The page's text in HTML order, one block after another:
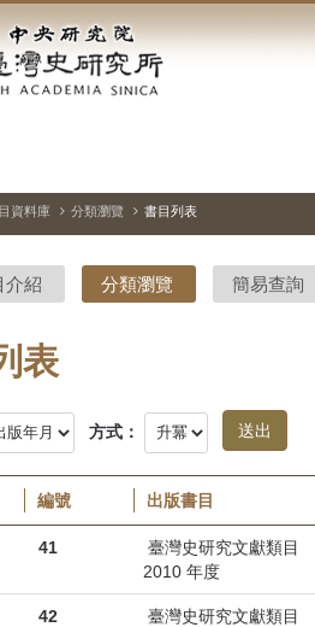
資料庫 分類瀏覽 書目列表
介紹 分類瀏覽 簡易查詢
表
方式：
編號 出版書目
41
臺灣史研究文獻類目
2010 年度
42
臺灣史研究文獻類目